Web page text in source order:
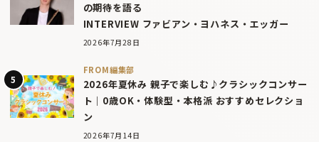
の期待を語る
INTERVIEW ファビアン・ヨハネス・エッガー
2026年7月28日
FROM編集部
2026年夏休み 親子で楽しむ♪クラシックコンサー
ト｜0歳OK・体験型・本格派 おすすめセレクショ
ン
2026年7月14日